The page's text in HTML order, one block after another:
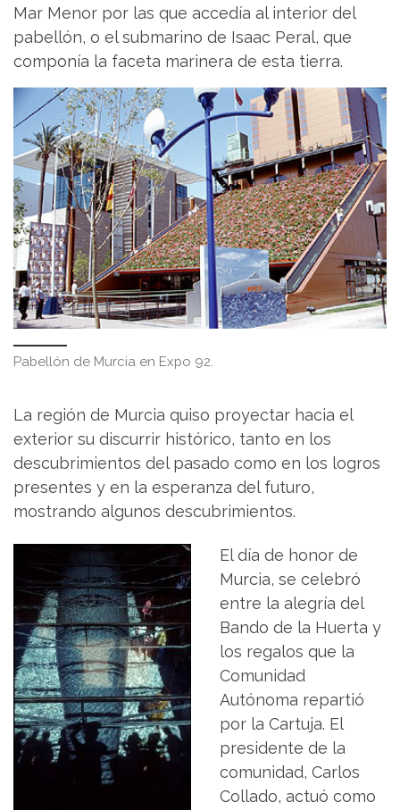
Mar Menor por las que accedía al interior del
pabellón, o el submarino de Isaac Peral, que
componía la faceta marinera de esta tierra.
Pabellón de Murcia en Expo 92.
La región de Murcia quiso proyectar hacia el
exterior su discurrir histórico, tanto en los
descubrimientos del pasado como en los logros
presentes y en la esperanza del futuro,
mostrando algunos descubrimientos.
El día de honor de
Murcia, se celebró
entre la alegría del
Bando de la Huerta y
los regalos que la
Comunidad
Autónoma repartió
por la Cartuja. El
presidente de la
comunidad, Carlos
Collado, actuó como